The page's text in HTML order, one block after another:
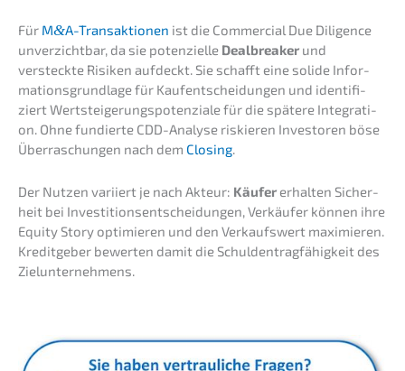
Für M&A-Transaktionen ist die Commer­cial Due Diligence
unver­zicht­bar, da sie poten­zi­el­le Dealb­rea­k­er und
versteck­te Risiken aufdeckt. Sie schafft eine solide Infor­
ma­ti­ons­grund­la­ge für Kaufent­schei­dun­gen und identi­fi­
ziert Wertstei­ge­rungs­po­ten­zia­le für die späte­re Integra­ti­
on. Ohne fundier­te CDD-Analy­se riskie­ren Inves­to­ren böse
Überra­schun­gen nach dem Closing.
Der Nutzen variiert je nach Akteur: Käufer erhal­ten Sicher­
heit bei Inves­ti­ti­ons­ent­schei­dun­gen, Verkäu­fer können ihre
Equity Story optimie­ren und den Verkaufs­wert maximie­ren.
Kredit­ge­ber bewer­ten damit die Schul­den­trag­fä­hig­keit des
Zielunternehmens.